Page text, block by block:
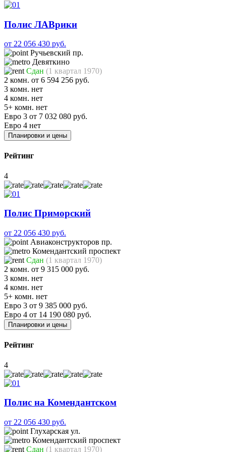
Полис ЛАВрики
от 22 056 430 руб.
Ручьевский пр.
Девяткино
Сдан (1 квартал 1970)
2 комн. от 6 594 256 руб.
3 комн. нет
4 комн. нет
5+ комн. нет
Евро 3 от 7 032 080 руб.
Евро 4 нет
Планировки и цены
Рейтинг
4
Полис Приморский
от 22 056 430 руб.
Авиаконструкторов пр.
Комендантский проспект
Сдан (1 квартал 1970)
2 комн. от 9 315 000 руб.
3 комн. нет
4 комн. нет
5+ комн. нет
Евро 3 от 9 385 000 руб.
Евро 4 от 14 190 080 руб.
Планировки и цены
Рейтинг
4
Полис на Комендантском
от 22 056 430 руб.
Глухарская ул.
Комендантский проспект
Сдан (1 квартал 1970)